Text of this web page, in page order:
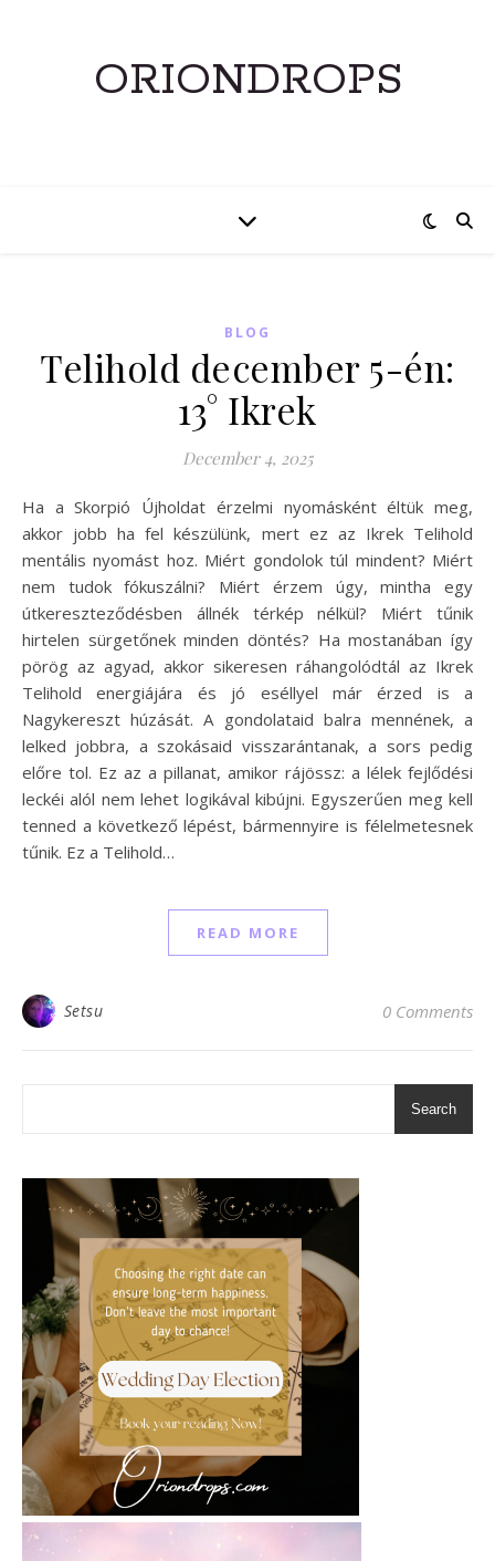
ORIONDROPS
BLOG
Telihold december 5-én:
13° Ikrek
December 4, 2025
Ha a Skorpió Újholdat érzelmi nyomásként éltük meg,
akkor jobb ha fel készülünk, mert ez az Ikrek Telihold
mentális nyomást hoz. Miért gondolok túl mindent? Miért
nem tudok fókuszálni? Miért érzem úgy, mintha egy
útkereszteződésben állnék térkép nélkül? Miért tűnik
hirtelen sürgetőnek minden döntés? Ha mostanában így
pörög az agyad, akkor sikeresen ráhangolódtál az Ikrek
Telihold energiájára és jó eséllyel már érzed is a
Nagykereszt húzását. A gondolataid balra mennének, a
lelked jobbra, a szokásaid visszarántanak, a sors pedig
előre tol. Ez az a pillanat, amikor rájössz: a lélek fejlődési
leckéi alól nem lehet logikával kibújni. Egyszerűen meg kell
tenned a következő lépést, bármennyire is félelmetesnek
tűnik. Ez a Telihold…
READ MORE
Setsu 0 Comments
Search